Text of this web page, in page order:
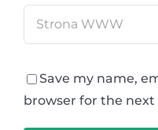
Save my name,
browser for the